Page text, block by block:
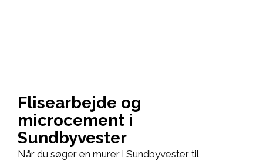
Flisearbejde og
microcement i
Sundbyvester
Når du søger en murer i Sundbyvester til